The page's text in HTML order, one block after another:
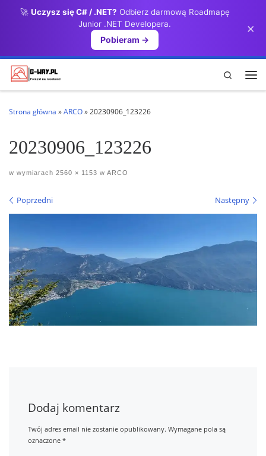
🚀 Uczysz się C# / .NET? Odbierz darmową Roadmapę
Junior .NET Developera.
Pobieram →
×
Przejdź do treści
Search
Strona główna »ARCO»20230906_123226
20230906_123226
w wymiarach 2560 × 1153 w ARCO
Nawigacja po obrazach
Poprzedni Następny
Dodaj komentarz
Twój adres email nie zostanie opublikowany. Wymagane pola są
oznaczone*